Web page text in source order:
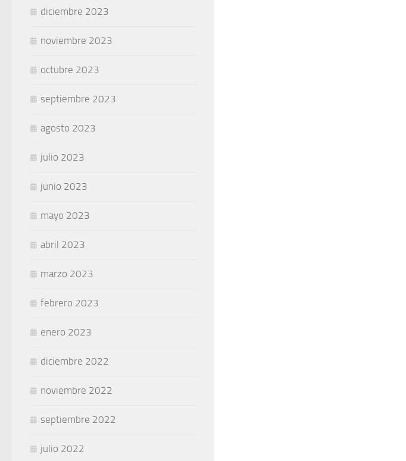
diciembre 2023
noviembre 2023
octubre 2023
septiembre 2023
agosto 2023
julio 2023
junio 2023
mayo 2023
abril 2023
marzo 2023
febrero 2023
enero 2023
diciembre 2022
noviembre 2022
septiembre 2022
julio 2022